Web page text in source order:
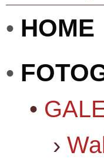
• HOME
•
•
›